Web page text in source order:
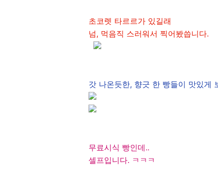
초코렛 타르르가 있길래
넘, 먹음직 스러워서 찍어봤씁니다.
갓 나온듯한, 향긋 한 빵들이 맛있게
무료시식 빵인데..
셀프입니다. ㅋㅋㅋ